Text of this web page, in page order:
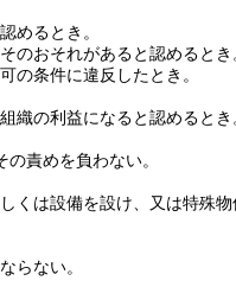
めるとき。
のおそれがあると認めるとき
の条件に違反したとき。
織の利益になると認めるとき
責めを負わない。
くは設備を設け、又は特殊
らない。